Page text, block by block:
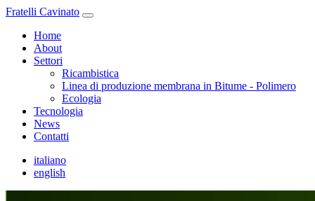
Fratelli Cavinato
Home
About
Settori
Ricambistica
Linea di produzione membrana in Bitume - Polimero
Ecologia
Tecnologia
News
Contatti
italiano
english